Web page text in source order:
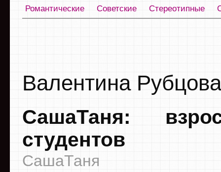
Романтические
Советские Стереотипные
Валентина Рубцова
СашаТаня:
студентов
СашаТаня